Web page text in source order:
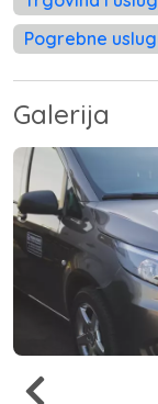
Pogrebne
Galerija